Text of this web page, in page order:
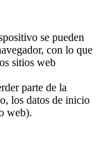
se pueden
con lo que
sitios web
parte de la
los datos de inicio
web).